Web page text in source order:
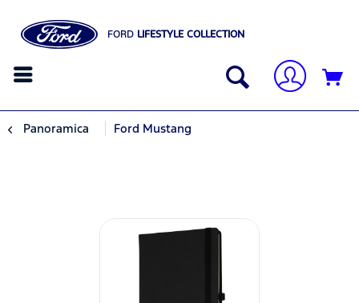
FORD LIFESTYLE COLLECTION
Panoramica Ford Mustang